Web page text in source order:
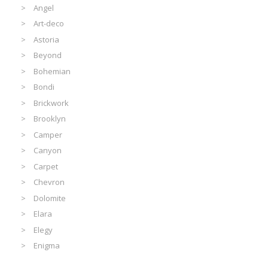
Angel
Art-deco
Astoria
Beyond
Bohemian
Bondi
Brickwork
Brooklyn
Camper
Canyon
Carpet
Chevron
Dolomite
Elara
Elegy
Enigma